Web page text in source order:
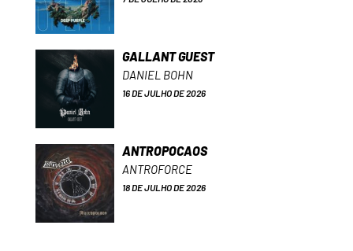
GALLANT GUEST
DANIEL BOHN
16 DE JULHO DE 2026
ANTROPOCAOS
ANTROFORCE
18 DE JULHO DE 2026